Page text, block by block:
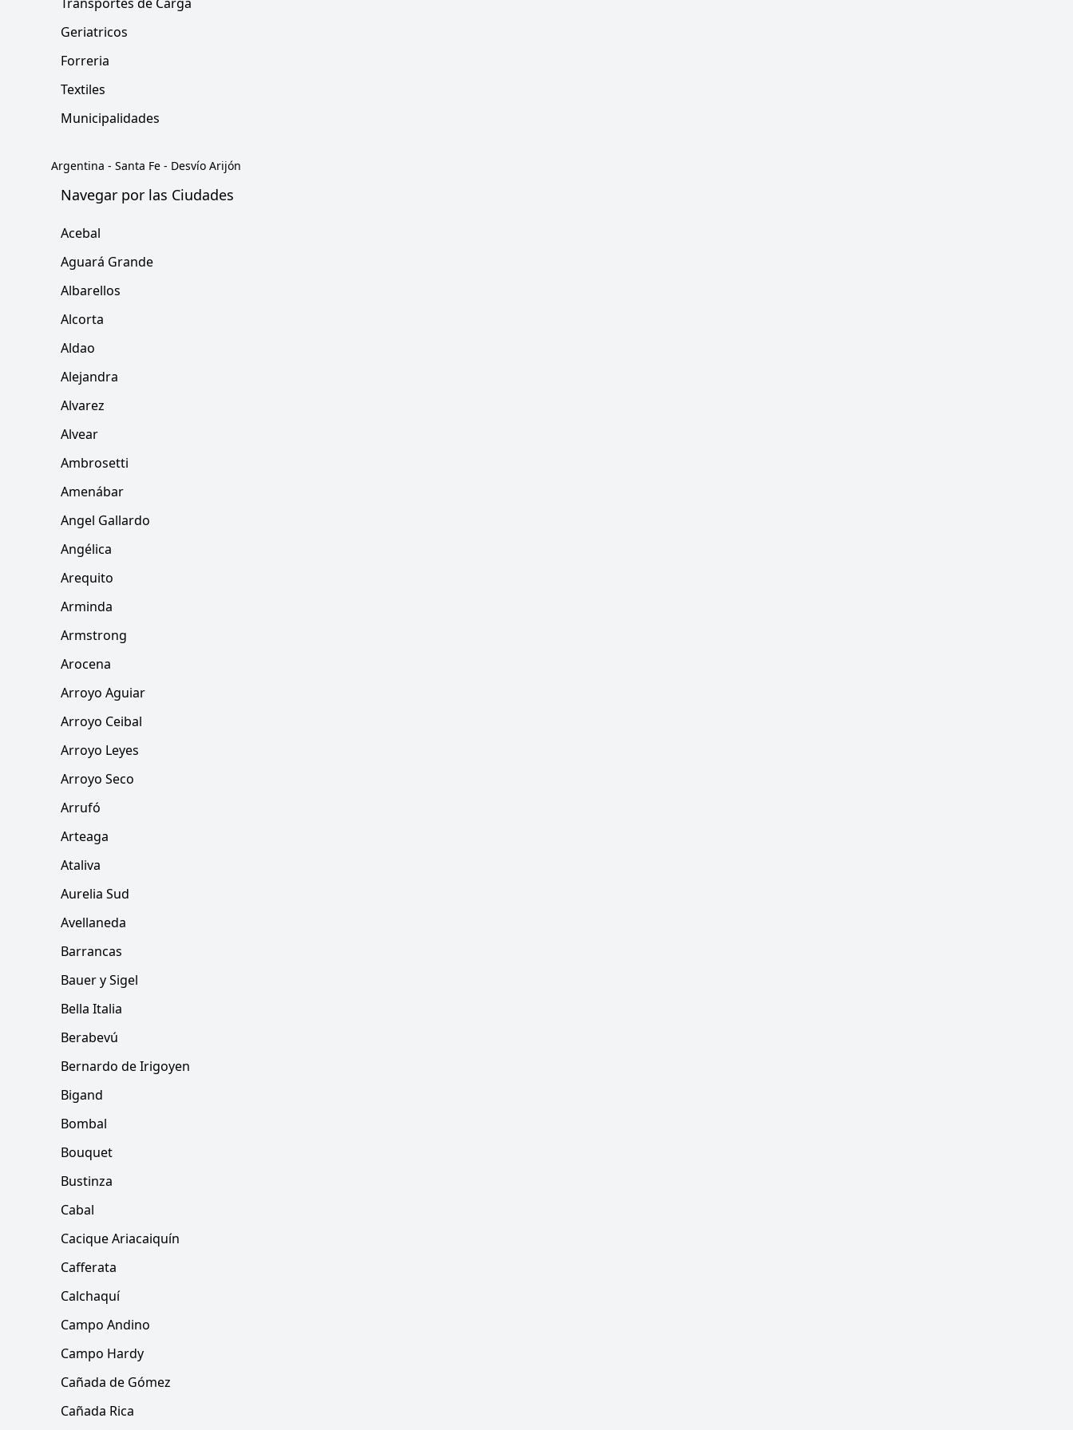
Geriatricos
Forreria
Textiles
Municipalidades
Argentina - Santa Fe - Desvío Arijón
Navegar por las Ciudades
Acebal
Aguará Grande
Albarellos
Alcorta
Aldao
Alejandra
Alvarez
Alvear
Ambrosetti
Amenábar
Angel Gallardo
Angélica
Arequito
Arminda
Armstrong
Arocena
Arroyo Aguiar
Arroyo Ceibal
Arroyo Leyes
Arroyo Seco
Arrufó
Arteaga
Ataliva
Aurelia Sud
Avellaneda
Barrancas
Bauer y Sigel
Bella Italia
Berabevú
Bernardo de Irigoyen
Bigand
Bombal
Bouquet
Bustinza
Cabal
Cacique Ariacaiquín
Cafferata
Calchaquí
Campo Andino
Campo Hardy
Cañada de Gómez
Cañada Rica